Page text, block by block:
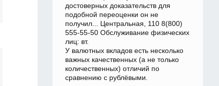
достоверных доказательств для
подобной переоценки он не
получил... Центральная, 110 8(800)
555-55-50 Обслуживание физических
лиц: вт.
У валютных вкладов есть несколько
важных качественных (а не только
количественных) отличий по
сравнению с рублёвыми.